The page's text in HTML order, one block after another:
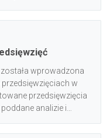
dostępnych dla pola
oraz w
Instrukcje (plik
o uwzględnienie
została wprowadzona
w
przedsięwzięcia
analizie i
i Środowiska.